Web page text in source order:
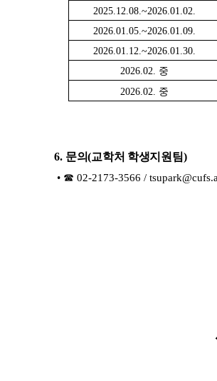
2025.12.08.~2026.01.02.
2026.01.05.~2026.01.09.
2026.01.12.~2026.01.30.
2026.02. 중
2026.02. 중
6. 문의(교학처 학생지원팀)
• ☎ 02-2173-3566 /